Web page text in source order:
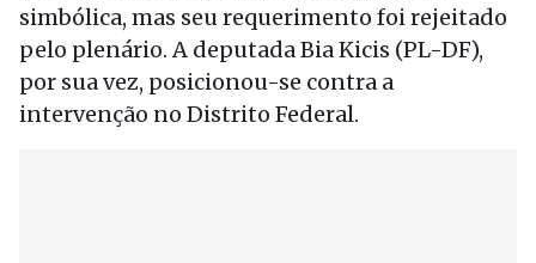
simbólica, mas seu requerimento foi rejeitado
pelo plenário. A deputada Bia Kicis (PL-DF),
por sua vez, posicionou-se contra a
intervenção no Distrito Federal.